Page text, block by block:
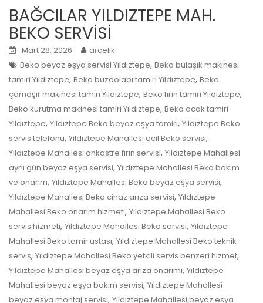
BAĞCILAR YILDIZTEPE MAH.
BEKO SERVİSİ
Mart 28, 2026
arcelik
Beko beyaz eşya servisi Yıldıztepe, Beko bulaşık makinesi
tamiri Yıldıztepe, Beko buzdolabı tamiri Yıldıztepe, Beko
çamaşır makinesi tamiri Yıldıztepe, Beko fırın tamiri Yıldıztepe,
Beko kurutma makinesi tamiri Yıldıztepe, Beko ocak tamiri
Yıldıztepe, Yıldıztepe Beko beyaz eşya tamiri, Yıldıztepe Beko
servis telefonu, Yıldıztepe Mahallesi acil Beko servisi,
Yıldıztepe Mahallesi ankastre fırın servisi, Yıldıztepe Mahallesi
aynı gün beyaz eşya servisi, Yıldıztepe Mahallesi Beko bakım
ve onarım, Yıldıztepe Mahallesi Beko beyaz eşya servisi,
Yıldıztepe Mahallesi Beko cihaz arıza servisi, Yıldıztepe
Mahallesi Beko onarım hizmeti, Yıldıztepe Mahallesi Beko
servis hizmeti, Yıldıztepe Mahallesi Beko servisi, Yıldıztepe
Mahallesi Beko tamir ustası, Yıldıztepe Mahallesi Beko teknik
servis, Yıldıztepe Mahallesi Beko yetkili servis benzeri hizmet,
Yıldıztepe Mahallesi beyaz eşya arıza onarımı, Yıldıztepe
Mahallesi beyaz eşya bakım servisi, Yıldıztepe Mahallesi
beyaz eşya montaj servisi, Yıldıztepe Mahallesi beyaz eşya